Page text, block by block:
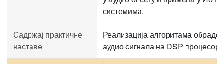
системима.
Садржај практичне
наставе
Реализација алгоритама
аудио сигнала на DSP